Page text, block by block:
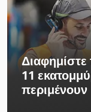
11
περιμένουν